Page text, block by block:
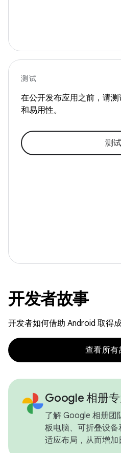
测试
在公开发布应用之前，请
和易用性。
测试
开发者故事
开发者如何借助 Android 取得成
查看所有
Google 相册
了解 Google 相册团
板电脑、可折叠设备
适应布局，从而增加